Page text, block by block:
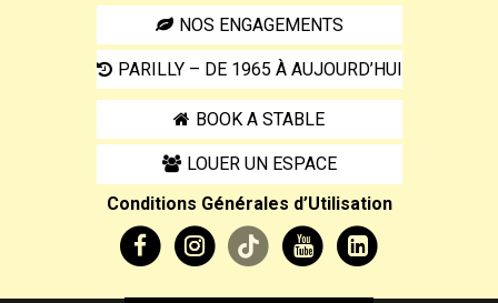
NOS ENGAGEMENTS
PARILLY – DE 1965 À AUJOURD’HUI
BOOK A STABLE
LOUER UN ESPACE
Conditions Générales d’Utilisation